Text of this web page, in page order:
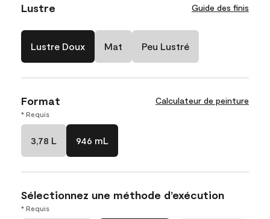
Lustre Guide des finis
Lustre Doux Mat Peu Lustré
Format Calculateur de peinture
* Requis
3,78 L 946 mL
Sélectionnez une méthode d’exécution
* Requis